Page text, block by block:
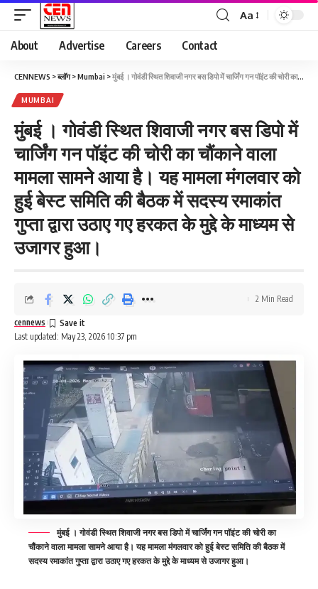
Aa
About Advertise Careers Contact
CENNEWS >ब्लॉग>Mumbai >मुंबई । गोवंडी स्थित शिवाजी नगर बस डिपो में चार्जिंग गन पॉइंट की चोरी का चौंकाने वाला मामला सामने आया है। यह मामला मंगलवार को हुई बेस्ट समिति की बैठक में सदस्य रमाकांत गुप्ता द्वारा उठाए गए हरकत के मुद्दे के माध्यम से उजागर हुआ।
MUMBAI
मुंबई । गोवंडी स्थित शिवाजी नगर बस डिपो में
चार्जिंग गन पॉइंट की चोरी का चौंकाने वाला
मामला सामने आया है। यह मामला मंगलवार को
हुई बेस्ट समिति की बैठक में सदस्य रमाकांत
गुप्ता द्वारा उठाए गए हरकत के मुद्दे के माध्यम से
उजागर हुआ।
Last updated: May 23, 2026 10:37 pm
cennews
2 Min Read
मुंबई । गोवंडी स्थित शिवाजी नगर बस डिपो में चार्जिंग गन पॉइंट की चोरी का
चौंकाने वाला मामला सामने आया है। यह मामला मंगलवार को हुई बेस्ट समिति की बैठक में
सदस्य रमाकांत गुप्ता द्वारा उठाए गए हरकत के मुद्दे के माध्यम से उजागर हुआ।